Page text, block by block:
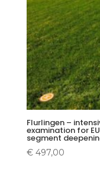
Flurlingen –
examination for
segment
€497,00